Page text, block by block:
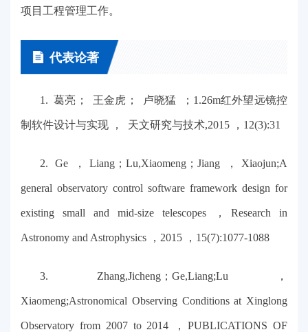
项目工程管理工作。
代表论著
1. 葛亮； 王金虎； 卢晓猛 ；1.26m红外望远镜控
制软件设计与实现 ， 天文研究与技术,2015 ，12(3):31
2. Ge ，Liang；Lu,Xiaomeng；Jiang ，Xiaojun;A
general observatory control software framework design for
existing small and mid-size telescopes ，Research in
Astronomy and Astrophysics ，2015 ，15(7):1077-1088
3. Zhang,Jicheng；Ge,Liang;Lu ，
Xiaomeng;Astronomical Observing Conditions at Xinglong
Observatory from 2007 to 2014 ，PUBLICATIONS OF